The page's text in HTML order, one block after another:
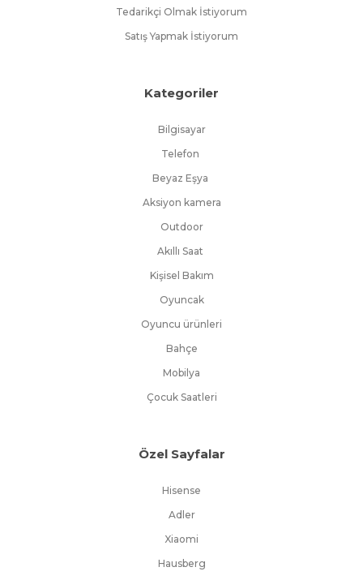
Tedarikçi Olmak İstiyorum
Satış Yapmak İstiyorum
Kategoriler
Bilgisayar
Telefon
Beyaz Eşya
Aksiyon kamera
Outdoor
Akıllı Saat
Kişisel Bakım
Oyuncak
Oyuncu ürünleri
Bahçe
Mobilya
Çocuk Saatleri
Özel Sayfalar
Hisense
Adler
Xiaomi
Hausberg